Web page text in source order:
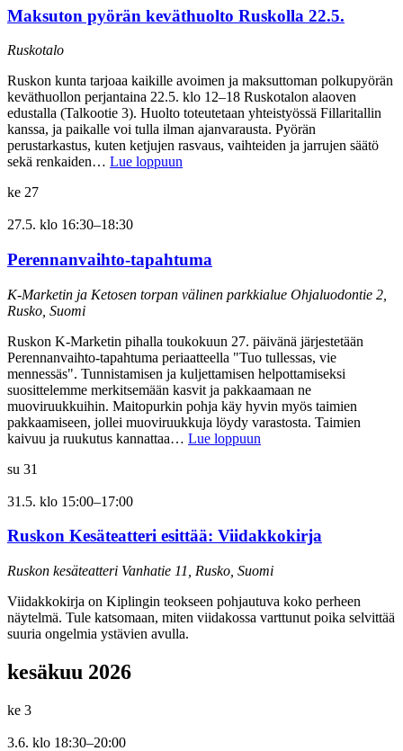
Maksuton pyörän keväthuolto Ruskolla 22.5.
Ruskotalo
Ruskon kunta tarjoaa kaikille avoimen ja maksuttoman polkupyörän
keväthuollon perjantaina 22.5. klo 12–18 Ruskotalon alaoven
edustalla (Talkootie 3). Huolto toteutetaan yhteistyössä Fillaritallin
kanssa, ja paikalle voi tulla ilman ajanvarausta. Pyörän
perustarkastus, kuten ketjujen rasvaus, vaihteiden ja jarrujen säätö
sekä renkaiden… Lue loppuun
ke 27
27.5. klo 16:30–18:30
Perennanvaihto-tapahtuma
K-Marketin ja Ketosen torpan välinen parkkialue Ohjaluodontie 2,
Rusko, Suomi
Ruskon K-Marketin pihalla toukokuun 27. päivänä järjestetään
Perennanvaihto-tapahtuma periaatteella "Tuo tullessas, vie
mennessäs". Tunnistamisen ja kuljettamisen helpottamiseksi
suosittelemme merkitsemään kasvit ja pakkaamaan ne
muoviruukkuihin. Maitopurkin pohja käy hyvin myös taimien
pakkaamiseen, jollei muoviruukkuja löydy varastosta. Taimien
kaivuu ja ruukutus kannattaa… Lue loppuun
su 31
31.5. klo 15:00–17:00
Ruskon Kesäteatteri esittää: Viidakkokirja
Ruskon kesäteatteri Vanhatie 11, Rusko, Suomi
Viidakkokirja on Kiplingin teokseen pohjautuva koko perheen
näytelmä. Tule katsomaan, miten viidakossa varttunut poika selvittää
suuria ongelmia ystävien avulla.
kesäkuu 2026
ke 3
3.6. klo 18:30–20:00